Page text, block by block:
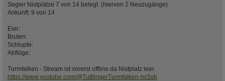
Segler Nistplätze 7 von 14 belegt. (hiervon 2 Neuzugänge)
Ankunft: 9 von 14
Eier:
Bruten:
Schlupfe:
Abflüge:
Turmfalken - Stream ist vorerst offline da Nistplatz leer.
https://www.youtube.com/@TuttlingerTurmfalken-hc5sh